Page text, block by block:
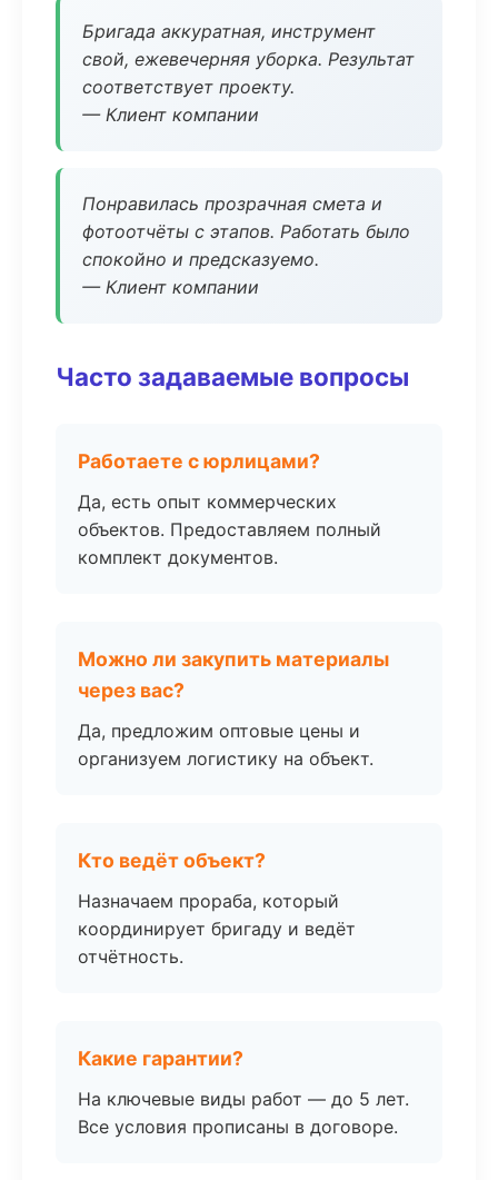
Бригада аккуратная, инструмент
свой, ежевечерняя уборка. Результат
соответствует проекту.
— Клиент компании
Понравилась прозрачная смета и
фотоотчёты с этапов. Работать было
спокойно и предсказуемо.
— Клиент компании
Часто задаваемые вопросы
Работаете с юрлицами?
Да, есть опыт коммерческих
объектов. Предоставляем полный
комплект документов.
Можно ли закупить материалы
через вас?
Да, предложим оптовые цены и
организуем логистику на объект.
Кто ведёт объект?
Назначаем прораба, который
координирует бригаду и ведёт
отчётность.
Какие гарантии?
На ключевые виды работ — до 5 лет.
Все условия прописаны в договоре.